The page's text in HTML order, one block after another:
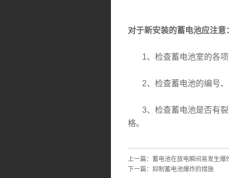
对于新安装的蓄电池应注意
1、检查蓄电池室的各项
2、检查蓄电池的编号、
3、检查蓄电池是否有裂
格。
上一篇： 蓄电池在放电瞬间易发生爆
下一篇： 抑制蓄电池爆炸的措施